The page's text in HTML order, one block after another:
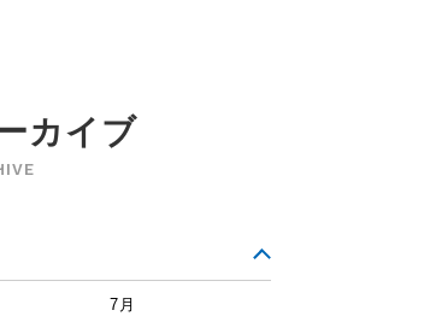
カイブ
7月